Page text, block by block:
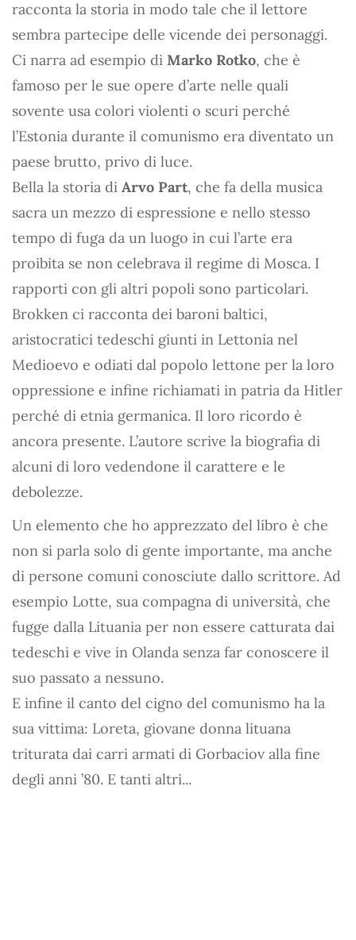
racconta la storia in modo tale che il lettore
sembra partecipe delle vicende dei personaggi.
Ci narra ad esempio di Marko Rotko, che è
famoso per le sue opere d’arte nelle quali
sovente usa colori violenti o scuri perché
l’Estonia durante il comunismo era diventato un
paese brutto, privo di luce.
Bella la storia di Arvo Part, che fa della musica
sacra un mezzo di espressione e nello stesso
tempo di fuga da un luogo in cui l’arte era
proibita se non celebrava il regime di Mosca. I
rapporti con gli altri popoli sono particolari.
Brokken ci racconta dei baroni baltici,
aristocratici tedeschi giunti in Lettonia nel
Medioevo e odiati dal popolo lettone per la loro
oppressione e infine richiamati in patria da Hitler
perché di etnia germanica. Il loro ricordo è
ancora presente. L’autore scrive la biografia di
alcuni di loro vedendone il carattere e le
debolezze.
Un elemento che ho apprezzato del libro è che
non si parla solo di gente importante, ma anche
di persone comuni conosciute dallo scrittore. Ad
esempio Lotte, sua compagna di università, che
fugge dalla Lituania per non essere catturata dai
tedeschi e vive in Olanda senza far conoscere il
suo passato a nessuno.
E infine il canto del cigno del comunismo ha la
sua vittima: Loreta, giovane donna lituana
triturata dai carri armati di Gorbaciov alla fine
degli anni ’80. E tanti altri...